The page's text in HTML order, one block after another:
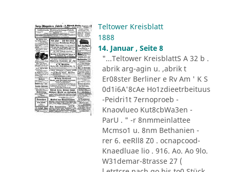
Teltower Kreisblatt
1888
14. Januar , Seite 8
"...Teltower KreisblattS A 32 b .
abrik arg-agin u. ,abrik t
Er08ster Berliner e Rv Am ' K S
0d1i6A'8cAe Ho1zdieetrbeituus
-Peidri1t 7ernoproeb -
Knaovlueo Kut8cbWa3en -
ParU . " -r 8nmmeinlattee
Mcmso1 u. 8nm Bethanien -
rer 6. eeRll8 Z0 . ocnapcood-
Knaedluae lio . 916. Ao. Ao 9lo.
W31demar-8trasse 27 (